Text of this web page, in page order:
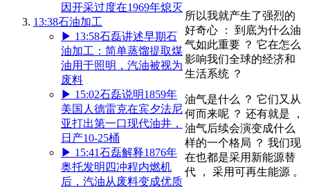
因开采过度在1969年熄灭
13:38石油加工
▶ 13:58石磊讲述早期石
油加工：简单蒸馏提取煤
油用于照明，汽油被视为
废料
▶ 15:02石磊说明1859年
美国人德雷克在宾夕法尼
亚打出第一口现代油井，
日产10-25桶
▶ 15:41石磊解释1876年
奥托发明四冲程内燃机
后，汽油从废料变成优质
所以我就产生了强烈的
好奇心 ： 到底为什么油
气如此重要 ？ 它在怎么
影响我们全球的经济和
生活系统 ？
油气是什么 ？ 它们又从
何而来呢 ？ 还有就是 ，
油气后续会演变成什么
样的一个格局 ？ 我们现
在也都是采用新能源替
代 ， 采用可再生能源 。